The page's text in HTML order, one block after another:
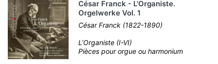
César Franck - L'Organiste.
Orgelwerke Vol. 1
César Franck (1822-1890)
L’Organiste (I-VI)
Pièces pour orgue ou harmonium